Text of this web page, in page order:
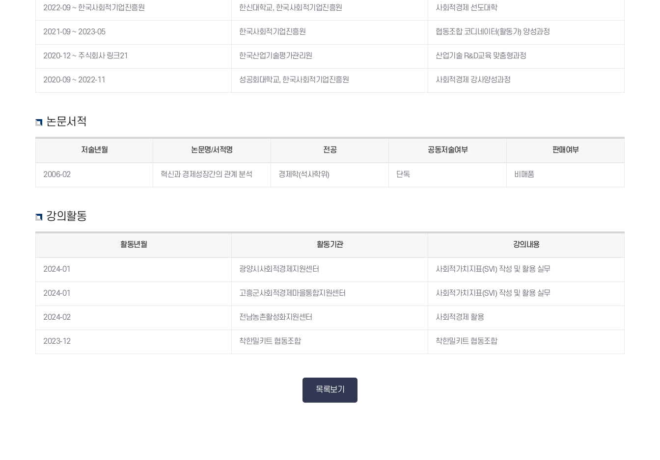
2022-09 ~ 한국사회적기업진흥원 한신대학교, 한국사회적기업진흥원 사회적경제 선도대학
2021-09 ~ 2023-05 한국사회적기업진흥원 협동조합 코디네이터(활동가) 양성과정
2020-12 ~ 주식회사 링크21 한국산업기술평가관리원 산업기술 R&D교육 맞춤형과정
2020-09 ~ 2022-11 성공회대학교, 한국사회적기업진흥원 사회적경제 강사양성과정
논문서적
저술년월 논문명/서적명 전공 공동저술여부 판매여부
2006-02 혁신과 경제성장간의 관계 분석 경제학(석사학위) 단독 비매품
강의활동
활동년월 활동기관 강의내용
2024-01 광양시사회적경제지원센터 사회적가치지표(SVI) 작성 및 활용 실무
2024-01 고흥군사회적경제마을통합지원센터 사회적가치지표(SVI) 작성 및 활용 실무
2024-02 전남농촌활성화지원센터 사회적경제 활용
2023-12 착한밀키트 협동조합 착한밀키트 협동조합
목록보기